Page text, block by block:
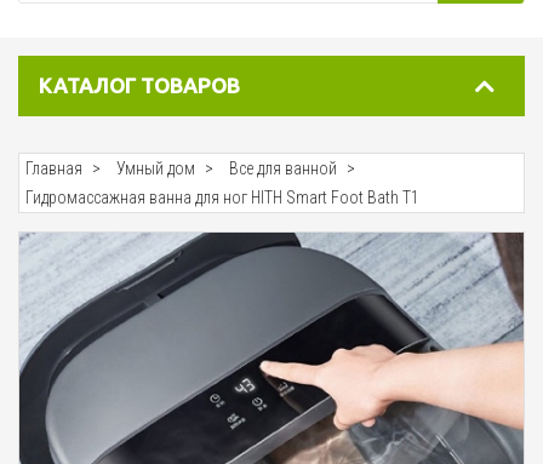
КАТАЛОГ ТОВАРОВ
Главная Умный дом
Все для ванной
Гидромассажная ванна для ног HITH Smart Foot Bath T1